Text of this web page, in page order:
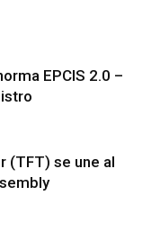
EPCIS 2.0 –
(TFT) se une al